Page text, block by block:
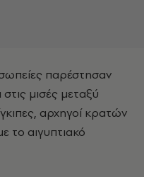
παρέστησαν
μισές μεταξύ
αρχηγοί κρατών
το αιγυπτιακό